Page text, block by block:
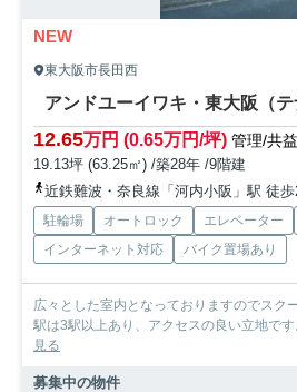
NEW
東大阪市長田西
アンドユーイワキ・東大阪（
12.65万円 (0.65万円/坪) 管理/共
19.13坪 (63.25㎡) /築28年 /9階建
近鉄難波・奈良線「河内小阪」駅 徒
駐輪場 オートロック エレベーター
インターネット対応
バイク置場あり
広々とした室内となっておりますのでスク
駅は3駅以上あり、アクセスの良い立地です
見る
募集中の物件